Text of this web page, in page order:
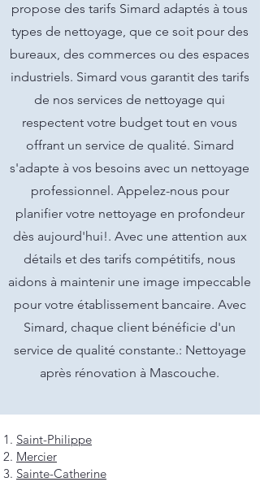
propose des tarifs Simard adaptés à tous
types de nettoyage, que ce soit pour des
bureaux, des commerces ou des espaces
industriels. Simard vous garantit des tarifs
de nos services de nettoyage qui
respectent votre budget tout en vous
offrant un service de qualité. Simard
s'adapte à vos besoins avec un nettoyage
professionnel. Appelez-nous pour
planifier votre nettoyage en profondeur
dès aujourd'hui!. Avec une attention aux
détails et des tarifs compétitifs, nous
aidons à maintenir une image impeccable
pour votre établissement bancaire. Avec
Simard, chaque client bénéficie d'un
service de qualité constante.: Nettoyage
après rénovation à Mascouche.
Saint-Philippe
Mercier
Sainte-Catherine